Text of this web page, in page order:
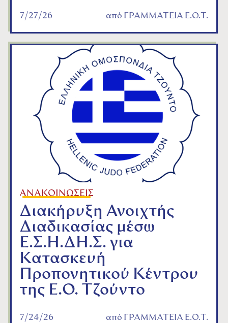
7/27/26 από ΓΡΑΜΜΑΤΕΙΑ Ε.Ο.Τ.
ΑΝΑΚΟΙΝΩΣΕΙΣ
Διακήρυξη Ανοιχτής
Διαδικασίας μέσω
Ε.Σ.Η.ΔΗ.Σ. για
Κατασκευή
Προπονητικού Κέντρου
της Ε.Ο. Τζούντο
7/24/26 από ΓΡΑΜΜΑΤΕΙΑ Ε.Ο.Τ.